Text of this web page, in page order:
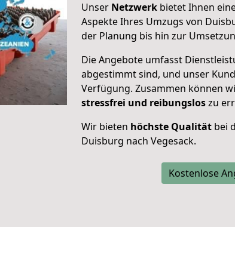
Unser Netzwerk bietet Ihnen
Aspekte Ihres Umzugs von
der Planung bis hin zur
Die Angebote umfasst
abgestimmt sind, und unser
Verfügung. Zusammen können
stressfrei und reibungsloszu
Wir bieten höchste Qualität bei
Duisburg nach Vegesack.
Kostenlose